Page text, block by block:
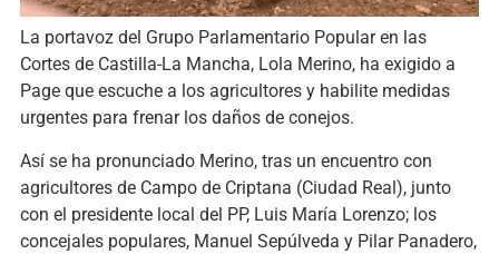
La portavoz del Grupo Parlamentario Popular en las
Cortes de Castilla-La Mancha, Lola Merino, ha exigido a
Page que escuche a los agricultores y habilite medidas
urgentes para frenar los daños de conejos.
Así se ha pronunciado Merino, tras un encuentro con
agricultores de Campo de Criptana (Ciudad Real), junto
con el presidente local del PP, Luis María Lorenzo; los
concejales populares, Manuel Sepúlveda y Pilar Panadero,